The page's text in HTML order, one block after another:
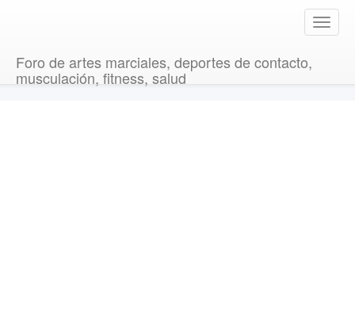
T
o
Foro de artes marciales, deportes de contacto,
musculación, fitness, salud